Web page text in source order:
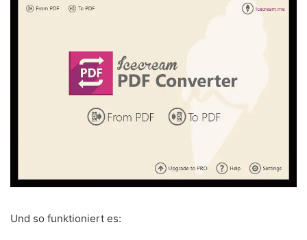
Und so funktioniert es: